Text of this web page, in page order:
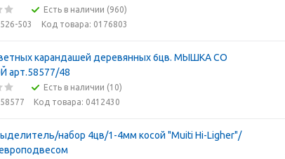
Есть в наличии (960)
503
Код товара: 0176803
карандашей деревянных 6цв. МЫШКА СО
арт.58577/48
Есть в наличии (10)
Код товара: 0412430
набор 4цв/1-4мм косой "Muiti Hi-Ligher"/